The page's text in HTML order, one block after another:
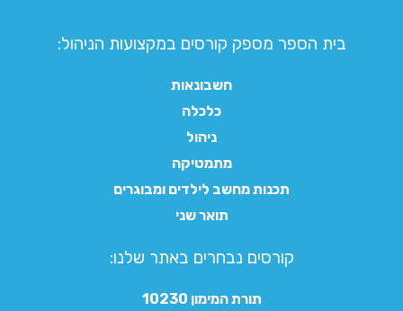
בית הספר מספק קורסים במקצועות הניהול:
חשבונאות
כלכלה
ניהול
מתמטיקה
תכנות מחשב לילדים ומבוגרים
תואר שני
קורסים נבחרים באתר שלנו:​
תורת המימון 10230